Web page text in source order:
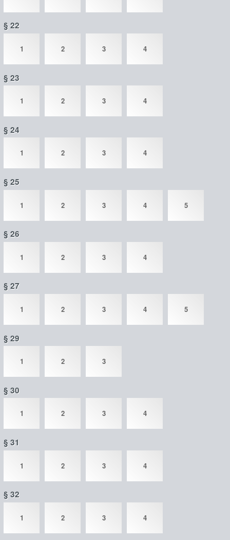
§ 22
1 2 3 4
§ 23
1 2 3 4
§ 24
1 2 3 4
§ 25
1 2 3 4 5
§ 26
1 2 3 4
§ 27
1 2 3 4 5
§ 29
1 2 3
§ 30
1 2 3 4
§ 31
1 2 3 4
§ 32
1 2 3 4